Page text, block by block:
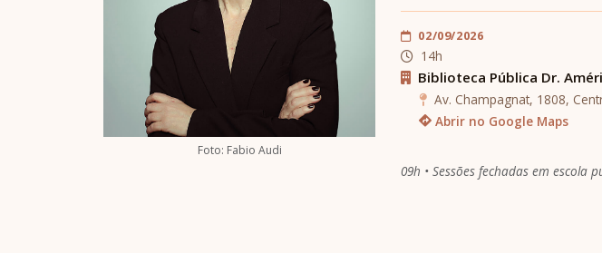
Foto: Fabio Audi
02/09/2026
14h
Biblioteca Pública Dr.
Av. Champagnat, 1808,
Abrir no Google Maps
09h • Sessões fechadas em escola